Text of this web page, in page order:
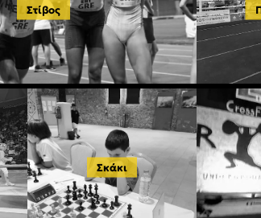
Στίβος
Σκάκι